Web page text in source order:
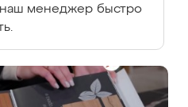
менеджер быстро